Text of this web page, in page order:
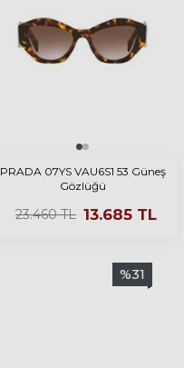
PRADA 07YS VAU6S1 53 Güneş
Gözlüğü
23.460TL 13.685 TL
%31